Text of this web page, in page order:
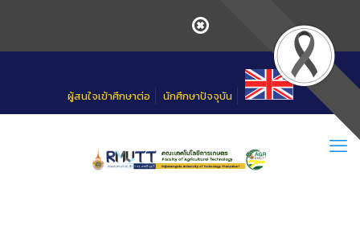
ผู้สนใจเข้าศึกษาต่อ นักศึกษาปัจจุบัน